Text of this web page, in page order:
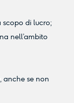
scopo di lucro;
nell’ambito
se non